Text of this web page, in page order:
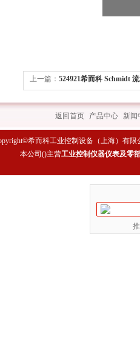
上一篇： 524921希而科 Schmidt
返回首页 产品中心 新闻
希而科工业控制设备（上海）有限
本公司()主营工业控制仪器仪表及零